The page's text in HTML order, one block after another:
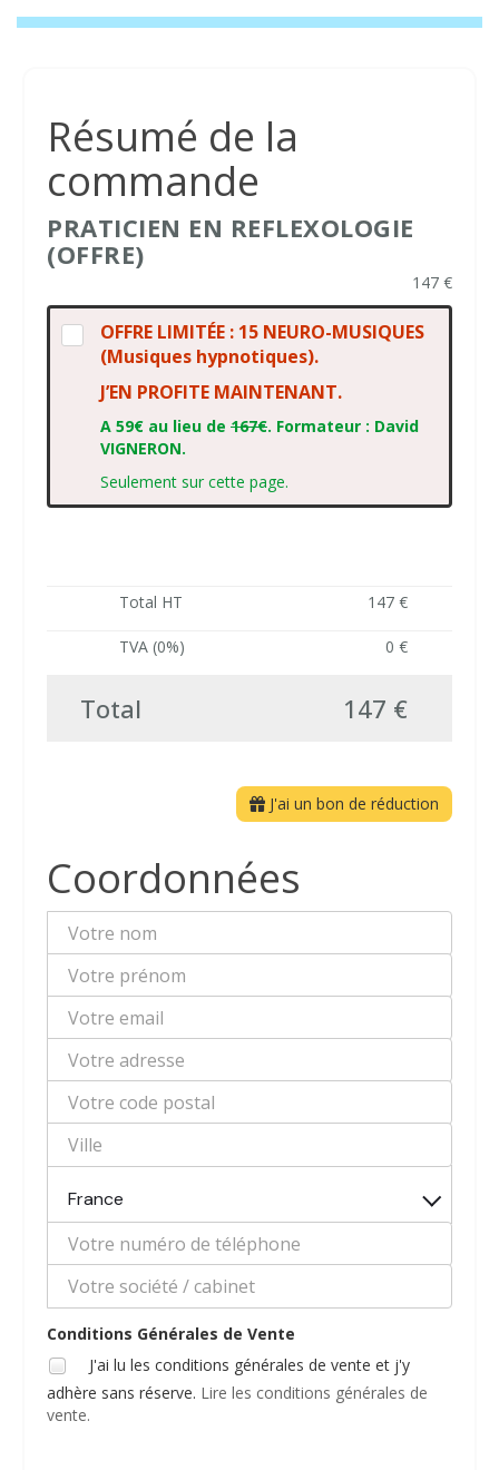
Résumé de la
commande
PRATICIEN EN REFLEXOLOGIE
(OFFRE)
147 €
OFFRE LIMITÉE : 15 NEURO-MUSIQUES
(Musiques hypnotiques).
J’EN PROFITE MAINTENANT.
A 59€ au lieu de 167€. Formateur : David
VIGNERON.
Seulement sur cette page.
Total HT 147 €
TVA (0%) 0 €
Total 147 €
J'ai un bon de réduction
Coordonnées
France
Conditions Générales de Vente
J'ai lu les conditions générales de vente et j'y
adhère sans réserve. Lire les conditions générales de
vente.